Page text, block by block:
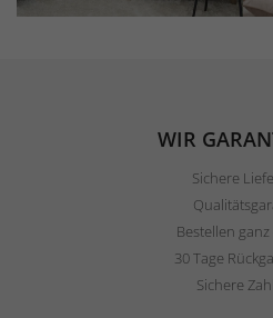
WIR
Sichere
Bestellen
30 Tage
Sichere